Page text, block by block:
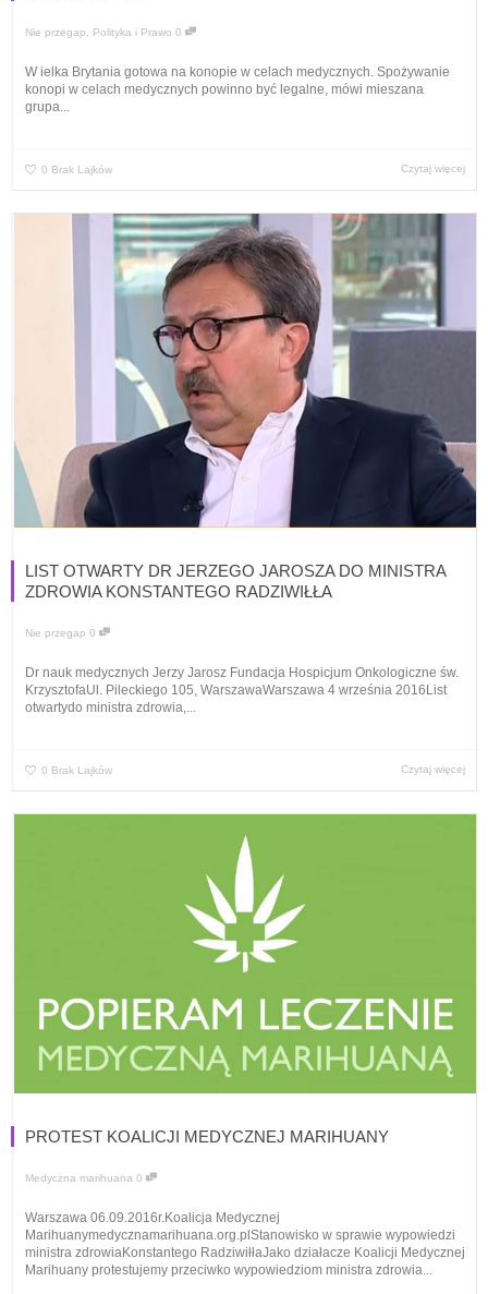
Nie przegap Polityka i Prawo 0
W ielka Brytania gotowa na konopie w celach medycznych. Spożywanie
konopi w celach medycznych powinno być legalne, mówi mieszana
grupa...
0 Brak Lajków Czytaj więcej
LIST OTWARTY DR JERZEGO JAROSZA DO MINISTRA
ZDROWIA KONSTANTEGO RADZIWIŁŁA
Nie przegap 0
Dr nauk medycznych Jerzy Jarosz Fundacja Hospicjum Onkologiczne św.
KrzysztofaUl. Pileckiego 105, WarszawaWarszawa 4 września 2016List
otwartydo ministra zdrowia,...
0 Brak Lajków Czytaj więcej
PROTEST KOALICJI MEDYCZNEJ MARIHUANY
Medyczna marihuana 0
Warszawa 06.09.2016r.Koalicja Medycznej
Marihuanymedycznamarihuana.org.plStanowisko w sprawie wypowiedzi
ministra zdrowiaKonstantego RadziwiłłaJako działacze Koalicji Medycznej
Marihuany protestujemy przeciwko wypowiedziom ministra zdrowia...